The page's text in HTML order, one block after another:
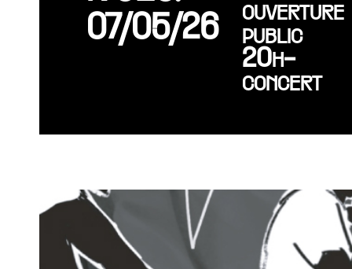
07/05/26
ouverture
public
20h-
concert